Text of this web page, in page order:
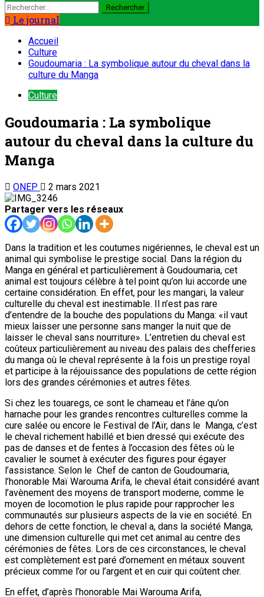
Rechercher :
Le journal
Accueil
Culture
Goudoumaria : La symbolique autour du cheval dans la
culture du Manga
Culture
Goudoumaria : La symbolique
autour du cheval dans la culture du
Manga
ONEP
2 mars 2021
Partager vers les réseaux
Dans la tradition et les coutumes nigériennes, le cheval est un
animal qui symbolise le prestige social. Dans la région du
Manga en général et particulièrement à Goudoumaria, cet
animal est toujours célèbre à tel point qu’on lui accorde une
certaine considération. En effet, pour les mangari, la valeur
culturelle du cheval est inestimable. Il n’est pas rare
d’entendre de la bouche des populations du Manga: «il vaut
mieux laisser une personne sans manger la nuit que de
laisser le cheval sans nourriture». L’entretien du cheval est
coûteux particulièrement au niveau des palais des chefferies
du manga où le cheval représente à la fois un prestige royal
et participe à la réjouissance des populations de cette région
lors des grandes cérémonies et autres fêtes.
Si chez les touaregs, ce sont le chameau et l’âne qu’on
harnache pour les grandes rencontres culturelles comme la
cure salée ou encore le Festival de l’Aïr, dans le Manga, c’est
le cheval richement habillé et bien dressé qui exécute des
pas de danses et de fentes à l’occasion des fêtes où le
cavalier le soumet à exécuter des figures pour égayer
l’assistance. Selon le Chef de canton de Goudoumaria,
l’honorable Maï Warouma Arifa, le cheval était considéré avant
l’avènement des moyens de transport moderne, comme le
moyen de locomotion le plus rapide pour rapprocher les
communautés sur plusieurs aspects de la vie en société. En
dehors de cette fonction, le cheval a, dans la société Manga,
une dimension culturelle qui met cet animal au centre des
cérémonies de fêtes. Lors de ces circonstances, le cheval
est complètement est paré d’ornement en métaux souvent
précieux comme l’or ou l’argent et en cuir qui coûtent cher.
En effet, d’après l’honorable Mai Warouma Arifa,